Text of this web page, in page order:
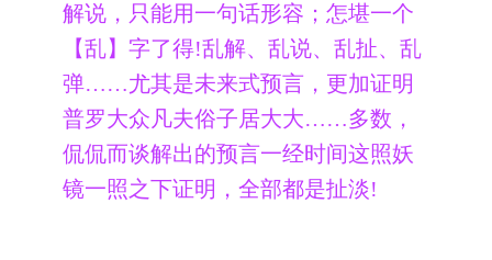
解说，只能用一句话形容；怎堪一个
【乱】字了得!乱解、乱说、乱扯、乱
弹……尤其是未来式预言，更加证明
普罗大众凡夫俗子居大大……多数，
侃侃而谈解出的预言一经时间这照妖
镜一照之下证明，全部都是扯淡!